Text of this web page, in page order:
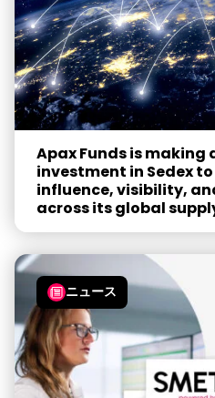
Apax Funds is
investment in Sedex
influence, visibility,
across its global
ニュース